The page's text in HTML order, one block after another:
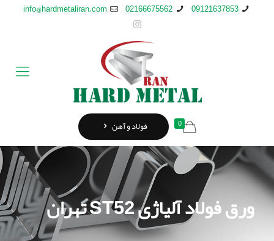
09121637853
02166675562
info@hardmetaliran.com
0 فولاد و آهن
ورق فولاد آلیاژی ST52 تهران